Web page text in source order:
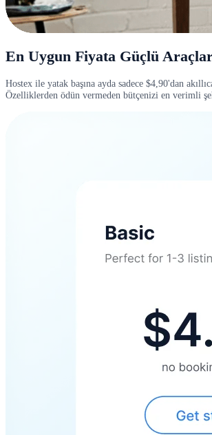
En Uygun Fiyata Güçlü
Hostex ile yatak başına ayda sadece $4,90'dan
Özelliklerden ödün vermeden bütçenizi en verimli